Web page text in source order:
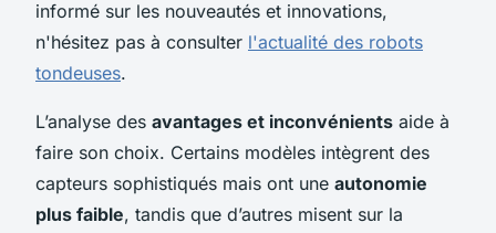
informé sur les nouveautés et innovations,
n'hésitez pas à consulter l'actualité des robots
tondeuses.
L’analyse des avantages et inconvénients aide à
faire son choix. Certains modèles intègrent des
capteurs sophistiqués mais ont une autonomie
plus faible, tandis que d’autres misent sur la